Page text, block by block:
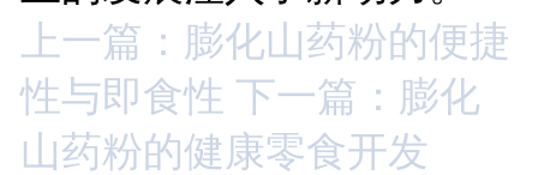
上一篇：膨化山药粉的便捷
性与即食性 下一篇：膨化
山药粉的健康零食开发